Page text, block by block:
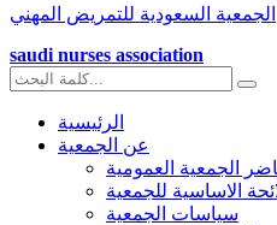
الجمعية السعودية للتمريض المهني
saudi nurses association
الرئيسية
عن الجمعية
الجمعية العمومية
الاساسية للجمعية
سياسات الجمعية